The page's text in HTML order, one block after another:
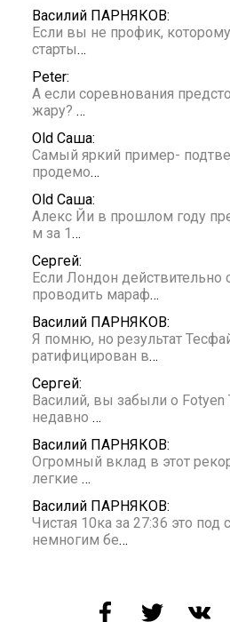
Василий ПАРНЯКОВ:
Если вы не профик,
старты…
Peter:
А если соревнования
жару? …
Old Саша:
Самый яркий пример-
продемо…
Old Саша:
Алекс Йи в прошлом году
м за 1 …
Сергей:
Если Лондон действительно
проводить мараф…
Василий ПАРНЯКОВ:
Я помню, но результат
ратифицирован в…
Сергей:
Василий, вы забыли о Fotyen
недавно …
Василий ПАРНЯКОВ:
Огромный вклад в этот
легкие …
Василий ПАРНЯКОВ:
Чистая 10ка за 27:36 это под
немногим бе…